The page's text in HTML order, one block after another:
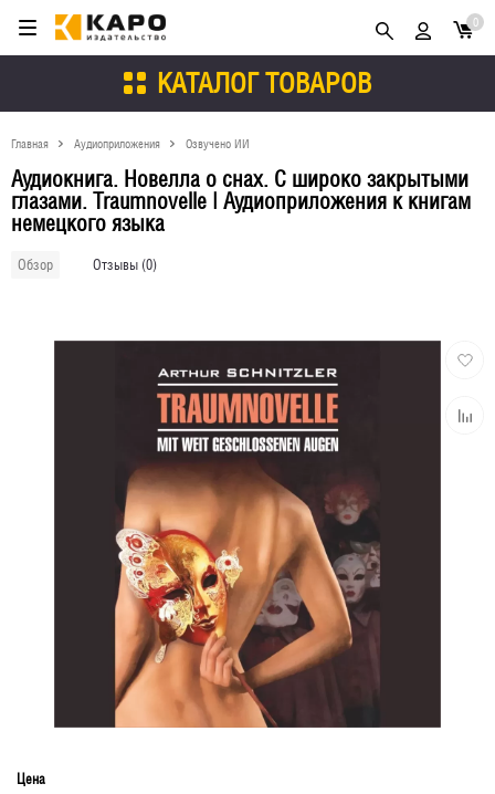
КАТАЛОГ ТОВАРОВ
0
Главная Аудиоприложения Озвучено ИИ
Аудиокнига. Новелла о снах. С широко закрытыми
глазами. Traumnovelle | Аудиоприложения к книгам
немецкого языка
Обзор Отзывы (0)
Цена